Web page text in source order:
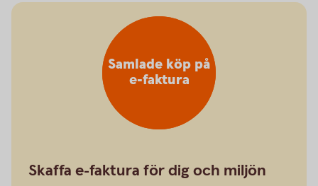
Samlade köp på
e-faktura
Skaffa e-faktura för dig och miljön